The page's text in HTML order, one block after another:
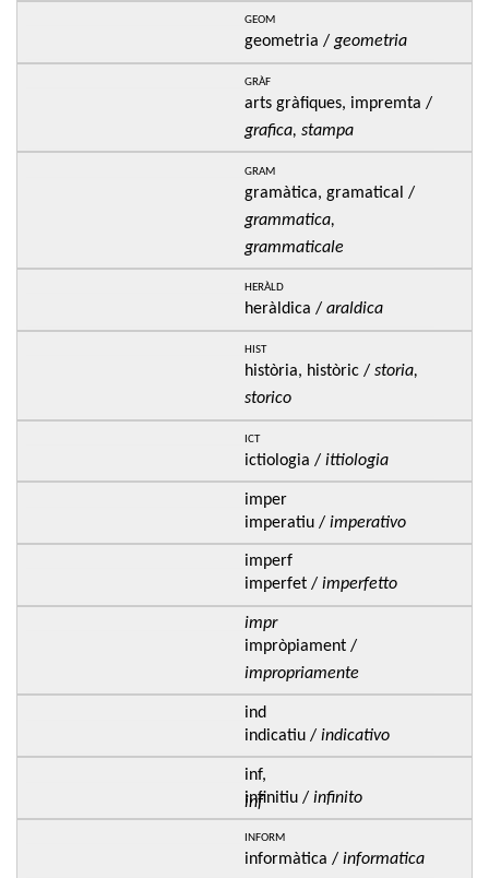
geom
geometria / geometria
gràf
arts gràfiques, impremta /
grafica, stampa
gram
gramàtica, gramatical /
grammatica,
grammaticale
heràld
heràldica / araldica
hist
història, històric / storia,
storico
ict
ictiologia / ittiologia
imper
imperatiu / imperativo
imperf
imperfet / imperfetto
impr
impròpiament /
impropriamente
ind
indicatiu / indicativo
inf,
inf
infinitiu / infinito
inform
informàtica / informatica